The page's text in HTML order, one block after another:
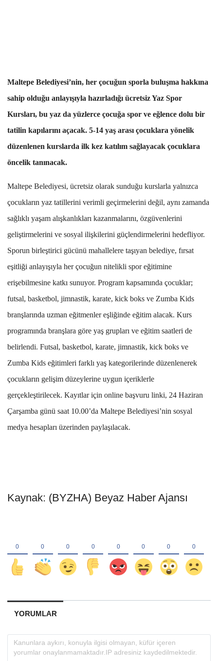
Maltepe Belediyesi’nin, her çocuğun sporla buluşma hakkına
sahip olduğu anlayışıyla hazırladığı ücretsiz Yaz Spor
Kursları, bu yaz da yüzlerce çocuğa spor ve eğlence dolu bir
tatilin kapılarını açacak. 5-14 yaş arası çocuklara yönelik
düzenlenen kurslarda ilk kez katılım sağlayacak çocuklara
öncelik tanınacak.
Maltepe Belediyesi, ücretsiz olarak sunduğu kurslarla yalnızca
çocukların yaz tatillerini verimli geçirmelerini değil, aynı zamanda
sağlıklı yaşam alışkanlıkları kazanmalarını, özgüvenlerini
geliştirmelerini ve sosyal ilişkilerini güçlendirmelerini hedefliyor.
Sporun birleştirici gücünü mahallelere taşıyan belediye, fırsat
eşitliği anlayışıyla her çocuğun nitelikli spor eğitimine
erişebilmesine katkı sunuyor. Program kapsamında çocuklar;
futsal, basketbol, jimnastik, karate, kick boks ve Zumba Kids
branşlarında uzman eğitmenler eşliğinde eğitim alacak. Kurs
programında branşlara göre yaş grupları ve eğitim saatleri de
belirlendi. Futsal, basketbol, karate, jimnastik, kick boks ve
Zumba Kids eğitimleri farklı yaş kategorilerinde düzenlenerek
çocukların gelişim düzeylerine uygun içeriklerle
gerçekleştirilecek. Kayıtlar için online başvuru linki, 24 Haziran
Çarşamba günü saat 10.00’da Maltepe Belediyesi’nin sosyal
medya hesapları üzerinden paylaşılacak.
Kaynak: (BYZHA) Beyaz Haber Ajansı
YORUMLAR